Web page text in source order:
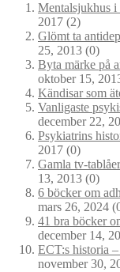
Mentalsjukhus
2017 (2)
Glömt ta
25, 2013 (0)
Byta märke på
oktober 15,
Kändisar som
Vanligaste
december 22,
Psykiatrins
2017 (0)
Gamla tv-
13, 2013 (0)
6 böcker om
mars 26, 2024
41 bra böcker
december 14,
ECT:s historia
november 30,